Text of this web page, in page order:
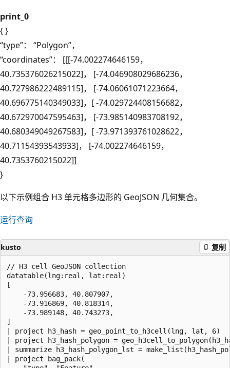
print_0
{ }
“type”： “Polygon”，
“coordinates”： [[[-74.002274646159，
40.735376026215022]， [-74.046908029686236，
40.727986222489115]， [-74.06061071223664，
40.696775140349033]，[ -74.029724408156682，
40.672970047595463]， [-73.985140983708192，
40.680349049267583]，[ -73.971393761028622，
40.71154393543933]， [-74.002274646159，
40.7353760215022]]
}
以下示例组合 H3 单元格多边形的 GeoJSON 几何集合。
运行查询
kusto 复制
// H3 cell GeoJSON collection
datatable(lng:real, lat:real)
[
    -73.956683, 40.807907,
    -73.916869, 40.818314,
    -73.989148, 40.743273,
]
| project h3_hash = geo_point_to_h3cell(lng, lat, 6)
| project h3_hash_polygon =
| summarize h3_hash_polygon_lst =
| project bag_pack(